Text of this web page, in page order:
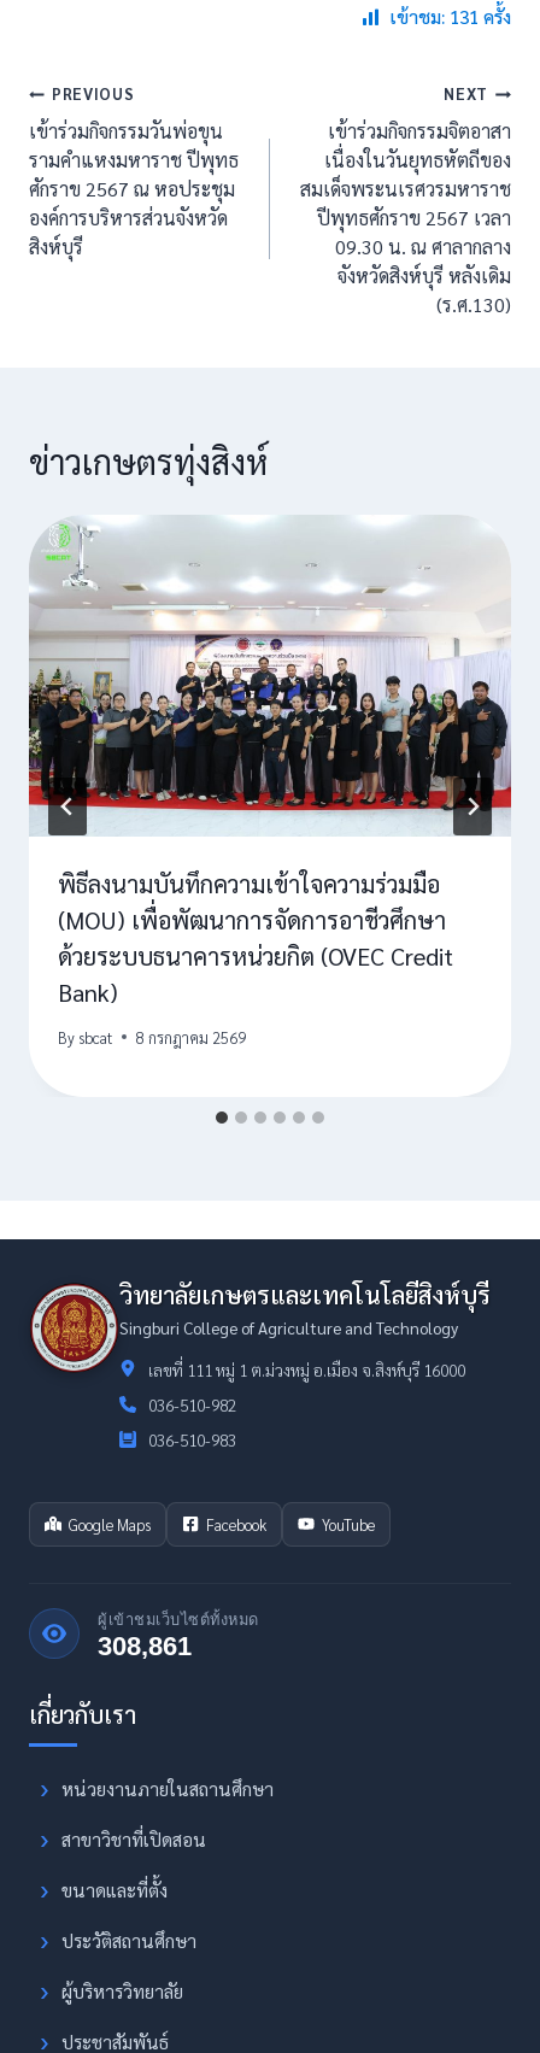
เข้าชม: 131 ครั้ง
แนะแนว
เรื่อง
PREVIOUS
เข้าร่วมกิจกรรมวันพ่อขุน
รามคำแหงมหาราช ปีพุทธ
ศักราข 2567 ณ หอประชุม
องค์การบริหารส่วนจังหวัด
สิงห์บุรี
NEXT
เข้าร่วมกิจกรรมจิตอาสา
เนื่องในวันยุทธหัตถีของ
สมเด็จพระนเรศวรมหาราช
ปีพุทธศักราข 2567 เวลา
09.30 น. ณ ศาลากลาง
จังหวัดสิงห์บุรี หลังเดิม
(ร.ศ.130)
ข่าวเกษตรทุ่งสิงห์
พิธีลงนามบันทึกความเข้าใจความร่วมมือ
(MOU) เพื่อพัฒนาการจัดการอาชีวศึกษา
ด้วยระบบธนาคารหน่วยกิต (OVEC Credit
Bank)
By sbcat 8 กรกฎาคม 2569
วิทยาลัยเกษตรและเทคโนโลยีสิงห์บุรี
Singburi College of Agriculture and Technology
เลขที่ 111 หมู่ 1 ต.ม่วงหมู่ อ.เมือง จ.สิงห์บุรี 16000
036-510-982
036-510-983
Google Maps Facebook YouTube
ผู้เข้าชมเว็บไซต์ทั้งหมด
308,861
หน่วยงานภายในสถานศึกษา
สาขาวิชาที่เปิดสอน
ขนาดและที่ตั้ง
ประวัติสถานศึกษา
ผู้บริหารวิทยาลัย
ประชาสัมพันธ์